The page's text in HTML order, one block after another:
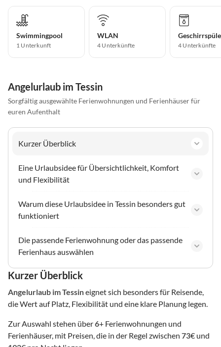
Swimmingpool
1 Unterkunft
WLAN
4 Unterkünfte 4 Unterkünfte
Angelurlaub im Tessin
Sorgfältig ausgewählte Ferienwohnungen und Ferienhäuser für
euren Aufenthalt
Kurzer Überblick
Eine Urlaubsidee für Übersichtlichkeit, Komfort
und Flexibilität
Warum diese Urlaubsidee in Tessin besonders gut
funktioniert
Die passende Ferienwohnung oder das passende
Ferienhaus auswählen
Kurzer Überblick
Angelurlaub im Tessineignet sich besonders für Reisende,
die Wert auf Platz, Flexibilität und eine klare Planung legen.
Zur Auswahl stehen über6+ Ferienwohnungen und
Ferienhäuser, mit Preisen, die in der Regel zwischen 73€ und